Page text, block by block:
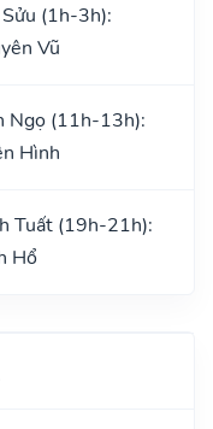
(1h-3h):
Vũ
Ngọ (11h-13h):
Hình
Tuất (19h-21h):
Hổ